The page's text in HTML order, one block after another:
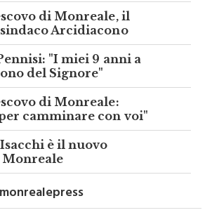
Arcidiacono
del Signore"
di Monreale:
camminare con voi"
è il nuovo
Monreale